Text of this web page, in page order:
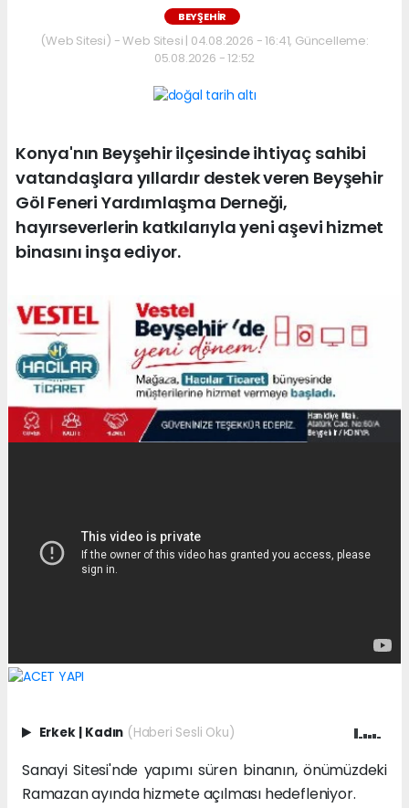
BEYŞEHIR
(Web Sitesi) - Web Sitesi | 04.08.2026 - 16:41, Güncelleme:
05.08.2026 - 12:52
Konya'nın Beyşehir ilçesinde ihtiyaç sahibi
vatandaşlara yıllardır destek veren Beyşehir
Göl Feneri Yardımlaşma Derneği,
hayırseverlerin katkılarıyla yeni aşevi hizmet
binasını inşa ediyor.
Erkek Kadın (Haberi Sesli Oku)
Sanayi Sitesi'nde yapımı süren binanın, önümüzdeki
Ramazan ayında hizmete açılması hedefleniyor.